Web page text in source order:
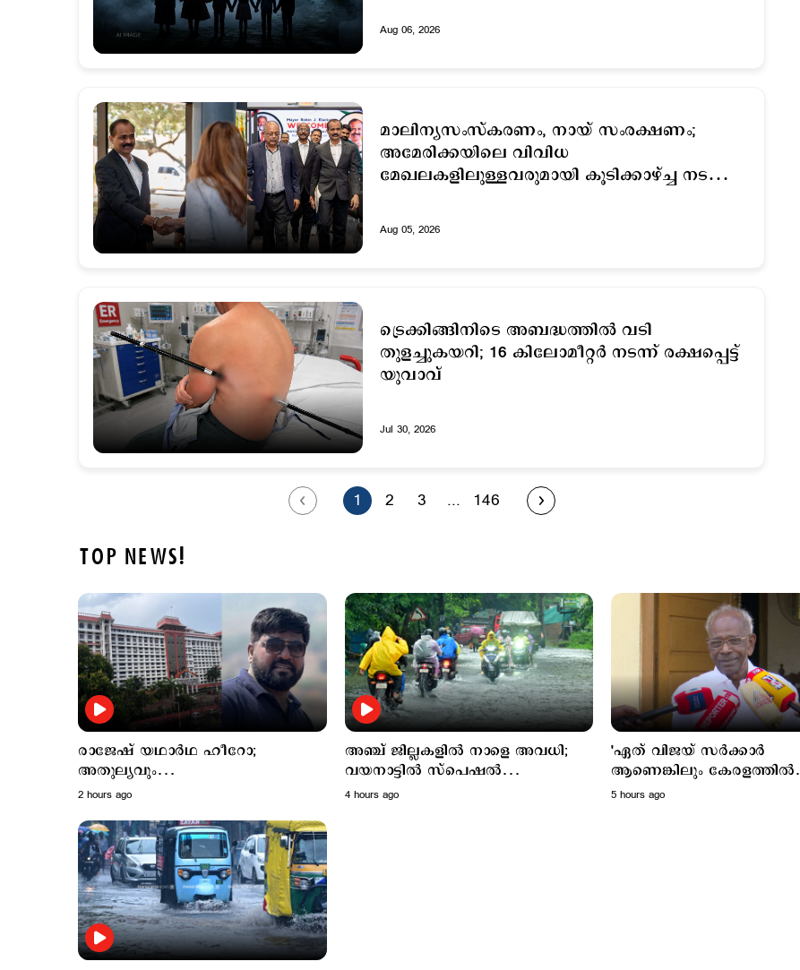
Aug 06, 2026
മാലിന്യസംസ്കരണം, നായ് സംരക്ഷണം;
അമേരിക്കയിലെ വിവിധ
മേഖലകളിലുള്ളവരുമായി കൂടിക്കാഴ്ച്ച നടത്തി
Aug 05, 2026
ട്രെക്കിങ്ങിനിടെ അബദ്ധത്തില്‍ വടി
തുളച്ചുകയറി; 16 കിലോമീറ്റര്‍ നടന്ന് രക്ഷപ്പെട്ട്
യുവാവ്
Jul 30, 2026
1 2 3 ... 146
TOP NEWS!
രാജേഷ് യഥാർഥ ഹീറോ;
അതുല്യവും
സമാനതകളില്ലാത്തതുമായ ത്യാഗം:
2 hours ago
അഞ്ച് ജില്ലകളില്‍ നാളെ അവധി;
വയനാട്ടില്‍ സ്പെഷല്‍
ക്ലാസുകള്‍ക്ക് അവധി
4 hours ago
'ഏത് വിജയ് സര്‍ക്കാര്‍
ആണെങ്കിലും കേരളത്തില്‍
നടപ്പാകില്ല'; മുല്ലപ്പെരിയാര്‍
5 hours ago